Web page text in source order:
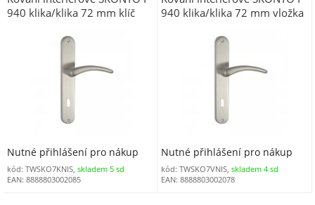
940 klika/klika 72 mm klíč
Nutné přihlášení pro nákup
kód: TWSKO7KNIS, skladem 5 sd
EAN: 8888803002085
940 klika/klika 72 mm vložka
Nutné přihlášení pro nákup
kód: TWSKO7VNIS,skladem 4 sd
EAN: 8888803002078